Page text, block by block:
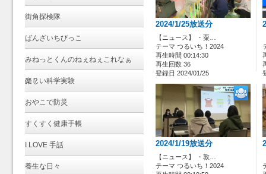
街角探検隊
ばんざいちびっこ
みねっとくんのねぇねぇこれなぁ
に？
楽しい科学実験
おやこで防災
すくすく健康手帳
I LOVE 手話
養生な日々
2024/1/25放送分
【ニュース】 ・粟…
テーマ つるいち！2024
再生時間 00:14:30
再生回数 36
登録日 2024/01/25
2024/1/19放送分
【ニュース】 ・敦…
テーマ つるいち！2024